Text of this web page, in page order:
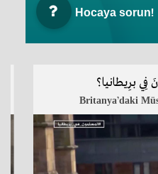
Hocaya sorun!
فِي برِيطانيا؟
Britanya’daki